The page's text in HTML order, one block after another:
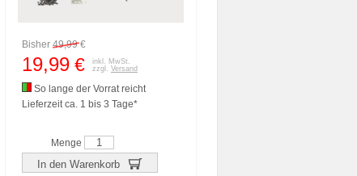
Bisher 49,99€
19,99 €
inkl. MwSt.
zzgl. Versand
So lange der Vorrat reicht
Lieferzeit ca. 1 bis 3 Tage*
Menge
In den Warenkorb